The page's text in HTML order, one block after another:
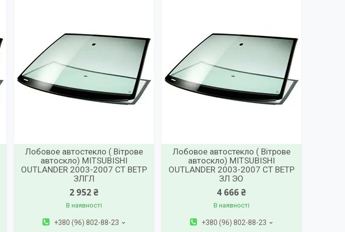
Лобовое автостекло ( Вітрове
автоскло) MITSUBISHI
OUTLANDER 2003-2007 СТ ВЕТР
ЗЛГЛ
2 952 ₴
В наявності
+380 (96) 802-88-23
Лобовое автостекло ( Вітрове
автоскло) MITSUBISHI
OUTLANDER 2003-2007 СТ ВЕТР
ЗЛ ЭО
4 666 ₴
В наявності
+380 (96) 802-88-23